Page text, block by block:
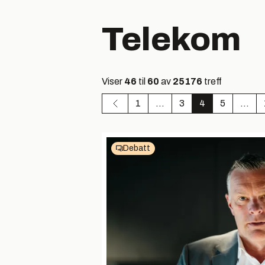
Telekom
Viser 46 til 60 av 25176 treff
1 ... 3 4 5 ...
Debatt